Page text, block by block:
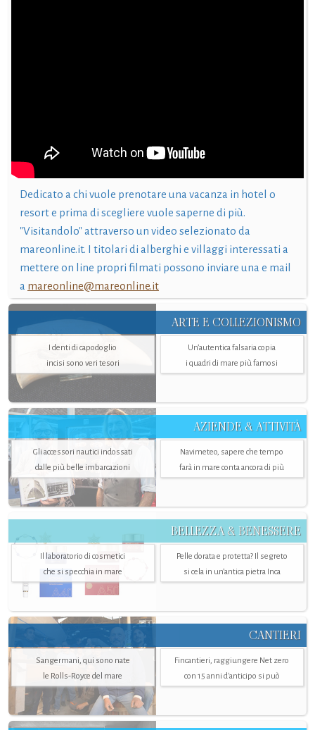
Dedicato a chi vuole prenotare una vacanza in hotel o
resort e prima di scegliere vuole saperne di più.
"Visitandolo" attraverso un video selezionato da
mareonline.it. I titolari di alberghi e villaggi interessati a
mettere on line propri filmati possono inviare una e mail
a mareonline@mareonline.it
ARTE E COLLEZIONISMO
I denti di capodoglio
incisi sono veri tesori
Un’autentica falsaria copia
i quadri di mare più famosi
AZIENDE & ATTIVITÀ
Gli accessori nautici indossati
dalle più belle imbarcazioni
Navimeteo, sapere che tempo
farà in mare conta ancora di più
BELLEZZA & BENESSERE
Il laboratorio di cosmetici
che si specchia in mare
Pelle dorata e protetta? Il segreto
si cela in un’antica pietra Inca
CANTIERI
Sangermani, qui sono nate
le Rolls-Royce del mare
Fincantieri, raggiungere Net zero
con 15 anni d'anticipo si può